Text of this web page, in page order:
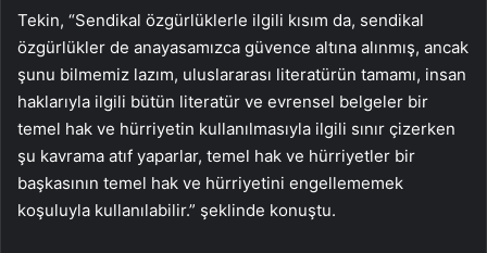
Tekin, “Sendikal özgürlüklerle ilgili kısım da, sendikal
özgürlükler de anayasamızca güvence altına alınmış, ancak
şunu bilmemiz lazım, uluslararası literatürün tamamı, insan
haklarıyla ilgili bütün literatür ve evrensel belgeler bir
temel hak ve hürriyetin kullanılmasıyla ilgili sınır çizerken
şu kavrama atıf yaparlar, temel hak ve hürriyetler bir
başkasının temel hak ve hürriyetini engellememek
koşuluyla kullanılabilir.” şeklinde konuştu.